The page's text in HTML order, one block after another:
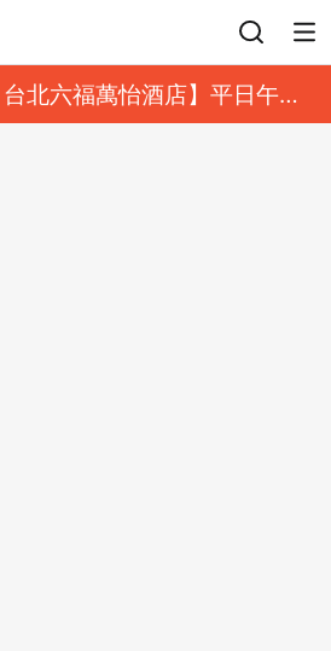
北六福萬怡酒店】平日午餐
｜靓港點套餐